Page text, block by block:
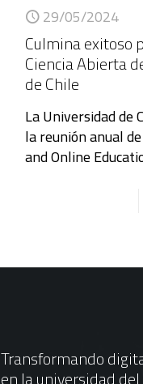
29/05/2024
Culmina exitoso
Ciencia Abierta
de Chile
La Universidad de
la reunión anual
and Online
Transformando